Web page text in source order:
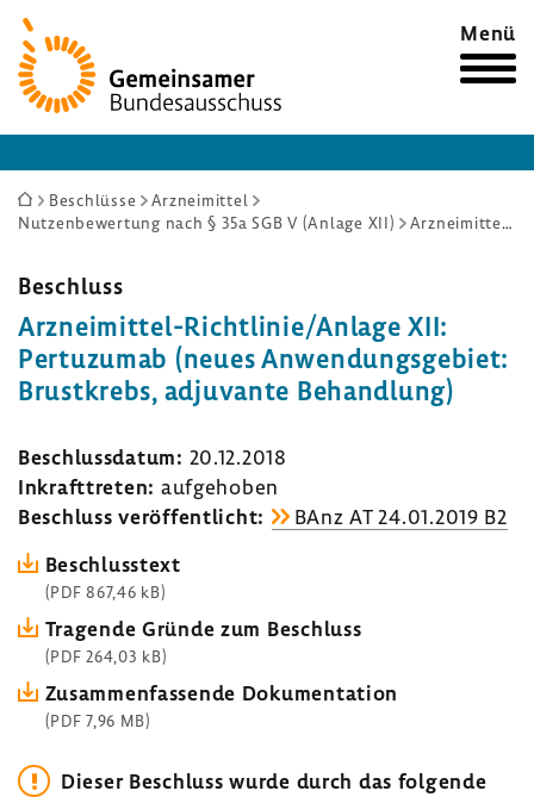
Zur
Startseite
Menü
Sie
sind
Beschlüsse
Arzneimittel
Nutzenbewertung nach § 35a SGB V (Anlage XII)
Arzneimittel-Richtlinie/Anlage XII: Pertuzumab (neues Anwendungsgebiet: Brustkrebs, adjuvante Behandlung)
Beschluss
Arzneimittel-​Richtlinie/Anlage XII:
Pertu­zumab (neues Anwen­dungs­ge­biet:
Brust­krebs, adju­vante Behand­lung)
Beschluss­datum: 20.12.2018
Inkraft­treten: aufge­hoben
Beschluss veröf­fent­licht:
BAnz AT 24.01.2019 B2
Beschluss­text
(PDF 867,46 kB)
Tragende Gründe zum Beschluss
(PDF 264,03 kB)
Zusam­men­fas­sende Doku­men­ta­tion
(PDF 7,96 MB)
Dieser Beschluss wurde durch das folgende